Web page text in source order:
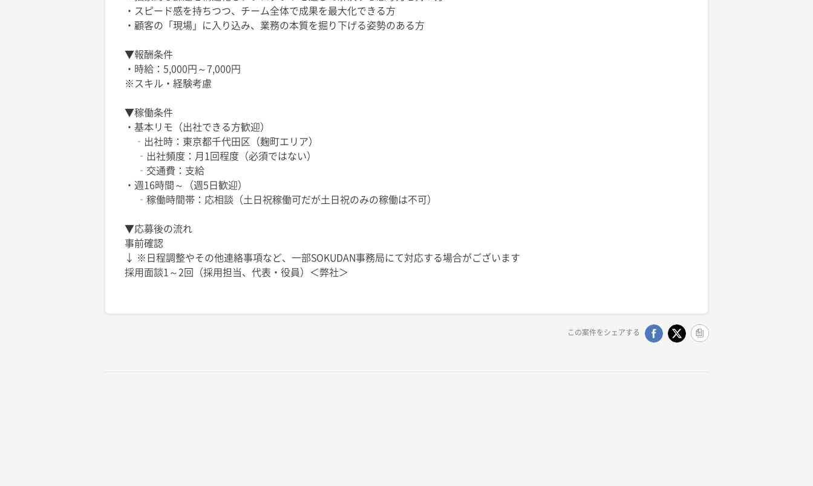
・スピード感を持ちつつ、チーム全体で成果を最大化できる方
・顧客の「現場」に入り込み、業務の本質を掘り下げる姿勢のある方
▼報酬条件
・時給：5,000円～7,000円
※スキル・経験考慮
▼稼働条件
・基本リモ（出社できる方歓迎）
‐出社時：東京都千代田区（麹町エリア）
‐出社頻度：月1回程度（必須ではない）
‐交通費：支給
・週16時間～（週5日歓迎）
‐稼働時間帯：応相談（土日祝稼働可だが土日祝のみの稼働は不可）
▼応募後の流れ
事前確認
↓ ※日程調整やその他連絡事項など、一部SOKUDAN事務局にて対応する場合がございます
採用面談1～2回（採用担当、代表・役員）＜弊社＞
この案件をシェアする